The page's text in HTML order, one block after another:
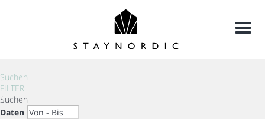
Menu
Suchen
FILTER
Suchen
Daten